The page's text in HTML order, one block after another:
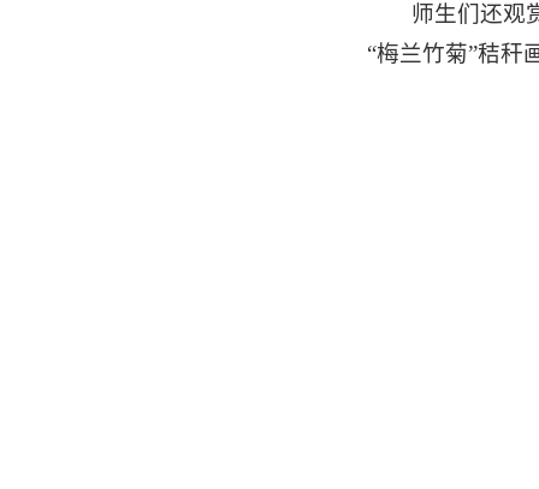
师生们还观
“梅兰竹菊”秸秆